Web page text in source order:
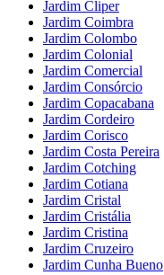
Jardim Cliper
Jardim Coimbra
Jardim Colombo
Jardim Colonial
Jardim Comercial
Jardim Consórcio
Jardim Copacabana
Jardim Cordeiro
Jardim Corisco
Jardim Costa Pereira
Jardim Cotching
Jardim Cotiana
Jardim Cristal
Jardim Cristália
Jardim Cristina
Jardim Cruzeiro
Jardim Cunha Bueno